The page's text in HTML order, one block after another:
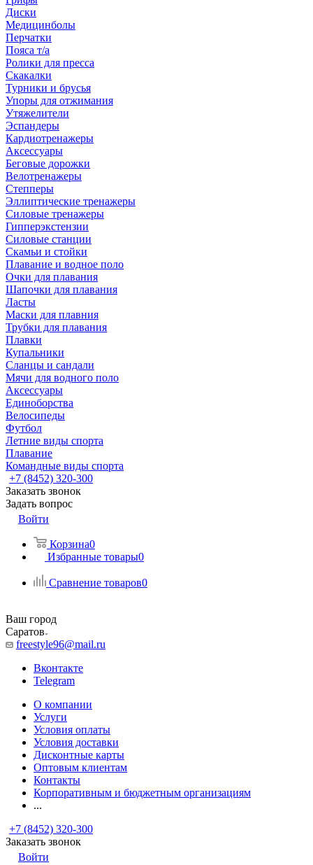
Диски
Медицинболы
Перчатки
Пояса т/а
Ролики для пресса
Скакалки
Турники и брусья
Упоры для отжимания
Утяжелители
Эспандеры
Кардиотренажеры
Аксессуары
Беговые дорожки
Велотренажеры
Степперы
Эллиптические тренажеры
Силовые тренажеры
Гипперэкстензии
Силовые станции
Скамьи и стойки
Плавание и водное поло
Очки для плавания
Шапочки для плавания
Ласты
Маски для плавния
Трубки для плавания
Плавки
Купальники
Сланцы и сандали
Мячи для водного поло
Аксессуары
Единоборства
Велосипеды
Футбол
Летние виды спорта
Плавание
Командные виды спорта
+7 (8452) 320-300
Заказать звонок
Задать вопрос
Войти
Корзина0
Избранные товары0
Сравнение товаров0
Ваш город
Саратов
freestyle96@mail.ru
Вконтакте
Telegram
О компании
Услуги
Условия оплаты
Условия доставки
Дисконтные карты
Оптовым клиентам
Контакты
Корпоративным и бюджетным организациям
...
+7 (8452) 320-300
Заказать звонок
Войти